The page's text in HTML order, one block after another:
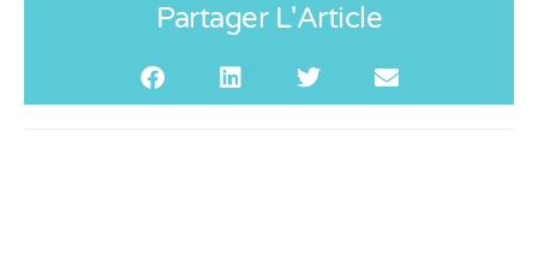
Partager L'Article